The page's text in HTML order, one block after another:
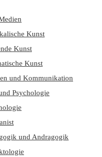
Kunst
Kunst
Kunst
und Kommunikation
Psychologie
und Andragogik